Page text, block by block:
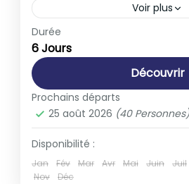
Voir plus
Europe
1-40 People
Durée
6 Jours
Découvrir
Prochains départs
25 août 2026 (40 Personnes)
Disponibilité :
Jan Fév Mar Avr Mai Juin Juil
Nov
Déc